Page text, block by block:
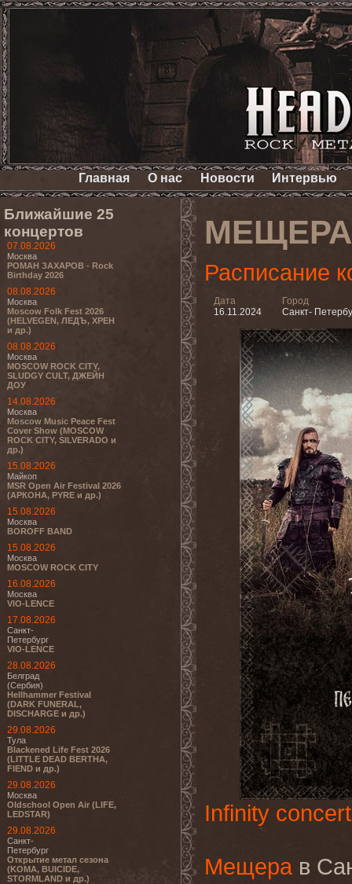
Главная О нас Новости Интервью
Ближайшие 25
концертов
07.08.2026
Москва
РОМАН ЗАХАРОВ - Rock
Birthday 2026
08.08.2026
Москва
Moscow Folk Fest 2026
(HELVEGEN, ЛЕДЪ, ХРЕН
и др.)
08.08.2026
Москва
MOSCOW ROCK CITY,
SLUDGY CULT, ДЖЕЙН
ДОУ
14.08.2026
Москва
Moscow Music Peace Fest
Cover Show (MOSCOW
ROCK CITY, SILVERADO и
др.)
15.08.2026
Майкоп
MSR Open Air Festival 2026
(АРКОНА, PYRE и др.)
15.08.2026
Москва
BOROFF BAND
15.08.2026
Москва
MOSCOW ROCK CITY
16.08.2026
Москва
VIO-LENCE
17.08.2026
Санкт-
Петербург
VIO-LENCE
28.08.2026
Белград
(Сербия)
Hellhammer Festival
(DARK FUNERAL,
DISCHARGE и др.)
29.08.2026
Тула
Blackened Life Fest 2026
(LITTLE DEAD BERTHA,
FIEND и др.)
29.08.2026
Москва
Oldschool Open Air (LIFE,
LEDSTAR)
29.08.2026
Санкт-
Петербург
Открытие метал сезона
(KOMA, BUICIDE,
STORMLAND и др.)
МЕЩЕРА
Расписание
Дата
16.11.2024
Город
Санкт-
Infinity concert
Мещера в